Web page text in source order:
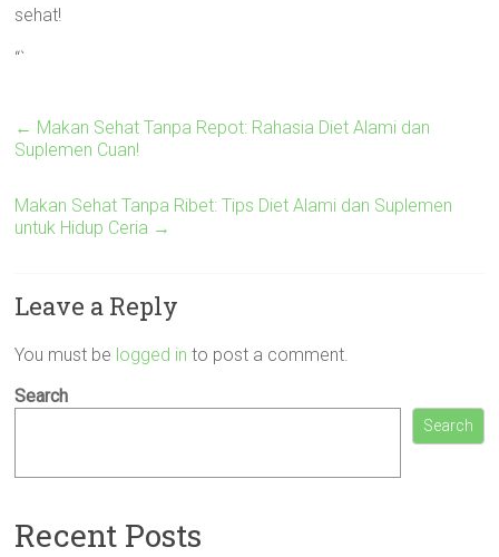
sehat!
“`
← Makan Sehat Tanpa Repot: Rahasia Diet Alami dan
Suplemen Cuan!
Makan Sehat Tanpa Ribet: Tips Diet Alami dan Suplemen
untuk Hidup Ceria →
Leave a Reply
You must be logged in to post a comment.
Search
Search
Recent Posts